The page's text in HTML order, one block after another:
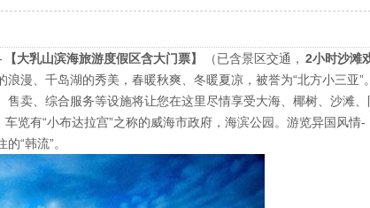
【大乳山滨海旅游度假区含大门票】 （已含景区交通， 2小时沙滩
漫、千岛湖的秀美，春暖秋爽、冬暖夏凉，被誉为“北方小三亚
卖、综合服务等设施将让您在这里尽情享受大海、椰树、沙滩
车览有“小布达拉宫”之称的威海市政府，海滨公园。游览异国风情
“韩流”。